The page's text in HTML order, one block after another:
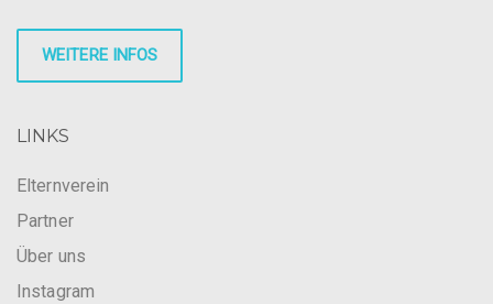
WEITERE INFOS
LINKS
Elternverein
Partner
Über uns
Instagram